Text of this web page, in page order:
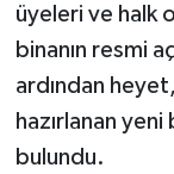
üyeleri ve halk
binanın resmi
ardından
hazırlanan
bulundu.